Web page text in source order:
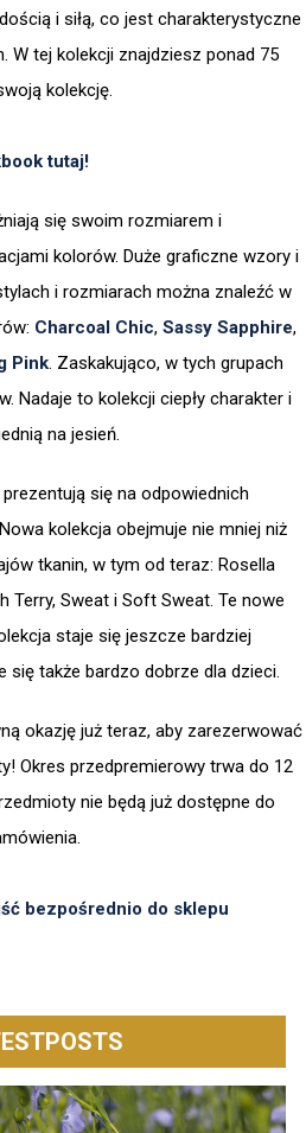
i siłą, co jest charakterystyczne
W tej kolekcji znajdziesz ponad 75
kolekcję.
tutaj!
się swoim rozmiarem i
kolorów. Duże graficzne wzory i
i rozmiarach można znaleźć w
Charcoal Chic, Sassy Sapphire,
Pink . Zaskakująco, w tych grupach
Nadaje to kolekcji ciepły charakter i
na jesień.
się na odpowiednich
kolekcja obejmuje nie mniej niż
tkanin, w tym od teraz: Rosella
Terry, Sweat i Soft Sweat. Te nowe
staje się jeszcze bardziej
się także bardzo dobrze dla dzieci.
okazję już teraz, aby zarezerwować
Okres przedpremierowy trwa do 12
nie będą już dostępne do
bezpośrednio do sklepu